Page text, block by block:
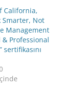
California,
Smarter, Not
Management
Professional
sertifikasını